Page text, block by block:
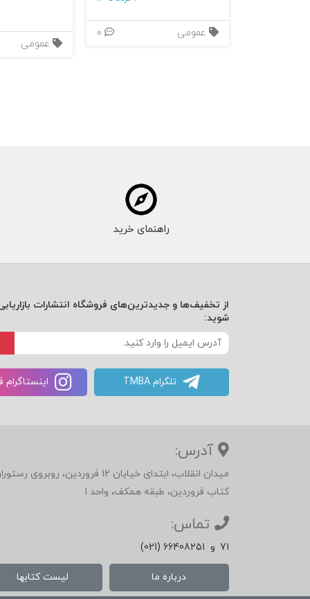
عمومی
عمومی
راهنمای خرید
از تخفیف‌ها و جدیدترین‌های فروشگاه انتشارات
شوید:
تلگرام TMBA
آدرس:
میدان انقلاب، ابتدای خیابان 12
کتاب فروردین، طبقه همکف، واحد 1
تماس:
(021) 66408251 و 71
درباره ما لیست کتابها